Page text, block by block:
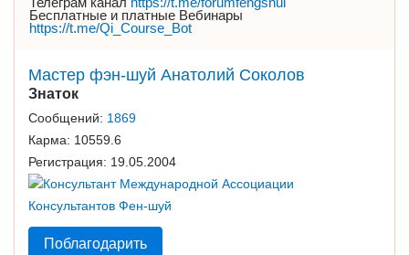
Бесплатные и платные Вебинары
https://t.me/Qi_Course_Bot
Мастер фэн-шуй Анатолий Соколов
Знаток
Сообщений: 1869
Карма: 10559.6
Регистрация: 19.05.2004
Поблагодарить